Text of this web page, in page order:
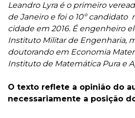
Leandro Lyra é o primeiro
de Janeiro e foi o 10º candidato
cidade em 2016. É engenheiro
Instituto Militar de Engenharia,
doutorando em Economia
Instituto de Matemática Pura e
O texto reflete a opinião do
necessariamente a posição